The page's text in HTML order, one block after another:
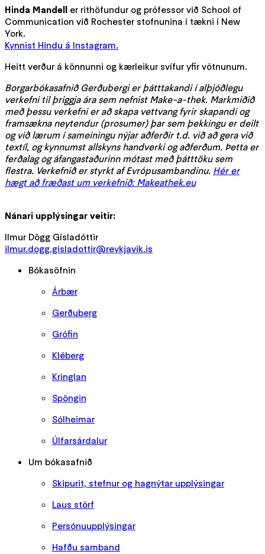
Hinda Mandell er rithöfundur og prófessor við School of
Communication við Rochester stofnunina í tækni í New
York.
Kynnist Hindu á Instagram.
Heitt verður á könnunni og kærleikur svífur yfir vötnunum.
Borgarbókasafnið Gerðubergi er þátttakandi í alþjóðlegu
verkefni til þriggja ára sem nefnist Make-a-thek. Markmiðið
með þessu verkefni er að skapa vettvang fyrir skapandi og
framsækna neytendur (prosumer) þar sem þekkingu er deilt
og við lærum í sameiningu nýjar aðferðir t.d. við að gera við
textíl, og kynnumst allskyns handverki og aðferðum. Þetta er
ferðalag og áfangastaðurinn mótast með þátttöku sem
flestra. Verkefnið er styrkt af Evrópusambandinu. Hér er
hægt að fræðast um verkefnið: Makeathek.eu
Nánari upplýsingar veitir:
Ilmur Dögg Gísladóttir
ilmur.dogg.gisladottir@reykjavik.is
Bókasöfnin
Árbær
Gerðuberg
Grófin
Kléberg
Kringlan
Spöngin
Sólheimar
Úlfarsárdalur
Um bókasafnið
Skipurit, stefnur og hagnýtar upplýsingar
Laus störf
Persónuupplýsingar
Hafðu samband